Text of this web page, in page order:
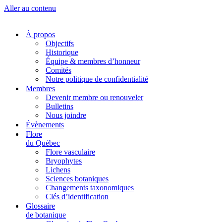
Aller au contenu
À propos
Objectifs
Historique
Équipe & membres d’honneur
Comités
Notre politique de confidentialité
Membres
Devenir membre ou renouveler
Bulletins
Nous joindre
Évènements
Flore
du Québec
Flore vasculaire
Bryophytes
Lichens
Sciences botaniques
Changements taxonomiques
Clés d’identification
Glossaire
de botanique